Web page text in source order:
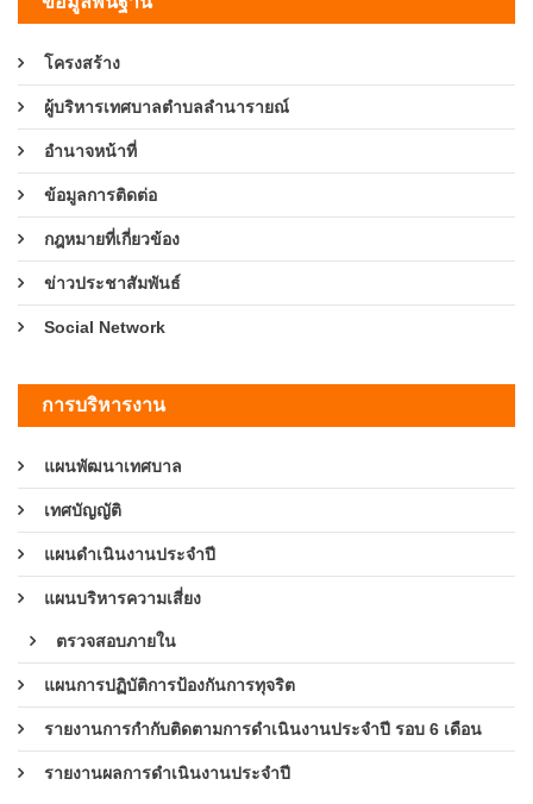
โครงสร้าง
ผู้บริหารเทศบาลตำบลลำนารายณ์
อำนาจหน้าที่
ข้อมูลการติดต่อ
กฎหมายที่เกี่ยวข้อง
ข่าวประชาสัมพันธ์
Social Network
การบริหารงาน
แผนพัฒนาเทศบาล
เทศบัญญัติ
แผนดำเนินงานประจำปี
แผนบริหารความเสี่ยง
ตรวจสอบภายใน
แผนการปฏิบัติการป้องกันการทุจริต
รายงานการกำกับติดตามการดำเนินงานประจำปี รอบ 6 เดือน
รายงานผลการดำเนินงานประจำปี